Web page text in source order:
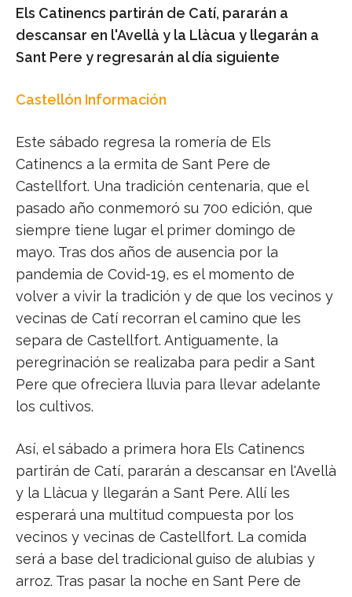
Els Catinencs partirán de Catí, pararán a
descansar en l'Avellà y la Llàcua y llegarán a
Sant Pere y regresarán al día siguiente
Castellón Información
Este sábado regresa la romería de Els
Catinencs a la ermita de Sant Pere de
Castellfort. Una tradición centenaria, que el
pasado año conmemoró su 700 edición, que
siempre tiene lugar el primer domingo de
mayo. Tras dos años de ausencia por la
pandemia de Covid-19, es el momento de
volver a vivir la tradición y de que los vecinos y
vecinas de Catí recorran el camino que les
separa de Castellfort. Antiguamente, la
peregrinación se realizaba para pedir a Sant
Pere que ofreciera lluvia para llevar adelante
los cultivos.
Así, el sábado a primera hora Els Catinencs
partirán de Catí, pararán a descansar en l'Avellà
y la Llàcua y llegarán a Sant Pere. Allí les
esperará una multitud compuesta por los
vecinos y vecinas de Castellfort. La comida
será a base del tradicional guiso de alubias y
arroz. Tras pasar la noche en Sant Pere de